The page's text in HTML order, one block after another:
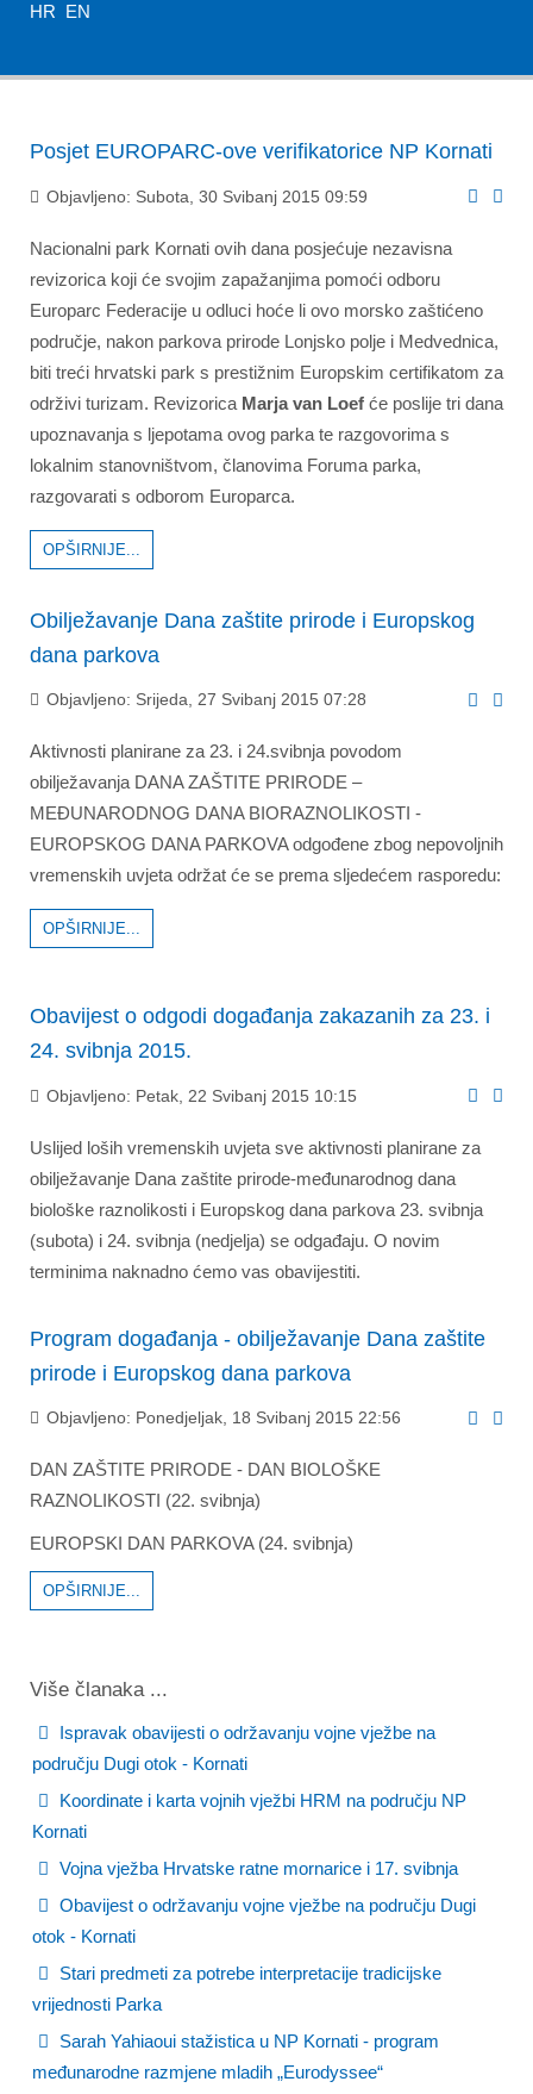
HR EN
Posjet EUROPARC-ove verifikatorice NP Kornati
Objavljeno: Subota, 30 Svibanj 2015 09:59
Nacionalni park Kornati ovih dana posjećuje nezavisna
revizorica koji će svojim zapažanjima pomoći odboru
Europarc Federacije u odluci hoće li ovo morsko zaštićeno
područje, nakon parkova prirode Lonjsko polje i Medvednica,
biti treći hrvatski park s prestižnim Europskim certifikatom za
održivi turizam. Revizorica Marja van Loef će poslije tri dana
upoznavanja s ljepotama ovog parka te razgovorima s
lokalnim stanovništvom, članovima Foruma parka,
razgovarati s odborom Europarca.
OPŠIRNIJE...
Obilježavanje Dana zaštite prirode i Europskog
dana parkova
Objavljeno: Srijeda, 27 Svibanj 2015 07:28
Aktivnosti planirane za 23. i 24.svibnja povodom
obilježavanja DANA ZAŠTITE PRIRODE –
MEĐUNARODNOG DANA BIORAZNOLIKOSTI -
EUROPSKOG DANA PARKOVA odgođene zbog nepovoljnih
vremenskih uvjeta održat će se prema sljedećem rasporedu:
OPŠIRNIJE...
Obavijest o odgodi događanja zakazanih za 23. i
24. svibnja 2015.
Objavljeno: Petak, 22 Svibanj 2015 10:15
Uslijed loših vremenskih uvjeta sve aktivnosti planirane za
obilježavanje Dana zaštite prirode-međunarodnog dana
biološke raznolikosti i Europskog dana parkova 23. svibnja
(subota) i 24. svibnja (nedjelja) se odgađaju. O novim
terminima naknadno ćemo vas obavijestiti.
Program događanja - obilježavanje Dana zaštite
prirode i Europskog dana parkova
Objavljeno: Ponedjeljak, 18 Svibanj 2015 22:56
DAN ZAŠTITE PRIRODE - DAN BIOLOŠKE
RAZNOLIKOSTI (22. svibnja)
EUROPSKI DAN PARKOVA (24. svibnja)
OPŠIRNIJE...
Više članaka ...
Ispravak obavijesti o održavanju vojne vježbe na
području Dugi otok - Kornati
Koordinate i karta vojnih vježbi HRM na području NP
Kornati
Vojna vježba Hrvatske ratne mornarice i 17. svibnja
Obavijest o održavanju vojne vježbe na području Dugi
otok - Kornati
Stari predmeti za potrebe interpretacije tradicijske
vrijednosti Parka
Sarah Yahiaoui stažistica u NP Kornati - program
međunarodne razmjene mladih „Eurodyssee“